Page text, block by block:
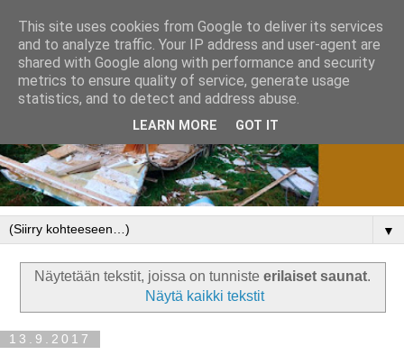
▼
Näytetään tekstit, joissa on tunniste erilaiset saunat.
Näytä kaikki tekstit
13.9.2017
This site uses cookies from Google to deliver its services
and to analyze traffic. Your IP address and user-agent are
shared with Google along with performance and security
metrics to ensure quality of service, generate usage
statistics, and to detect and address abuse.
LEARN MORE GOT IT